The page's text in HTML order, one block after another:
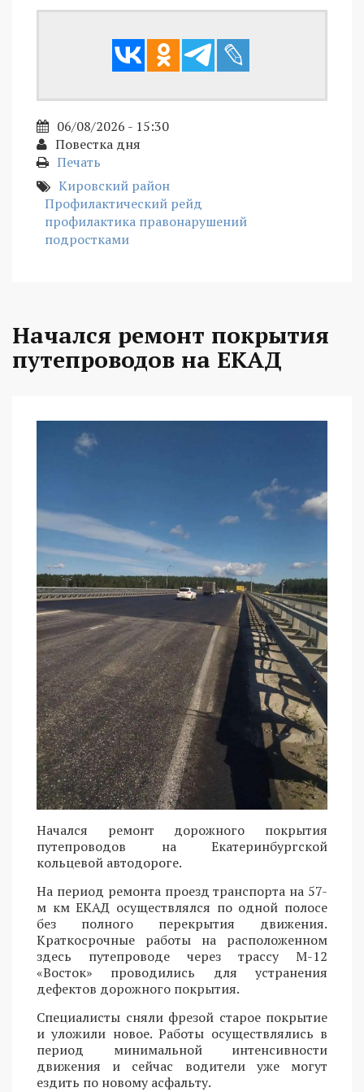
06/08/2026 - 15:30
Повестка дня
Печать
Кировский район
Профилактический рейд
профилактика правонарушений
подростками
Начался ремонт покрытия
путепроводов на ЕКАД
Начался ремонт дорожного покрытия
путепроводов на Екатеринбургской
кольцевой автодороге.
На период ремонта проезд транспорта на 57-
м км ЕКАД осуществлялся по одной полосе
без полного перекрытия движения.
Краткосрочные работы на расположенном
здесь путепроводе через трассу М-12
«Восток» проводились для устранения
дефектов дорожного покрытия.
Специалисты сняли фрезой старое покрытие
и уложили новое. Работы осуществлялись в
период минимальной интенсивности
движения и сейчас водители уже могут
ездить по новому асфальту.